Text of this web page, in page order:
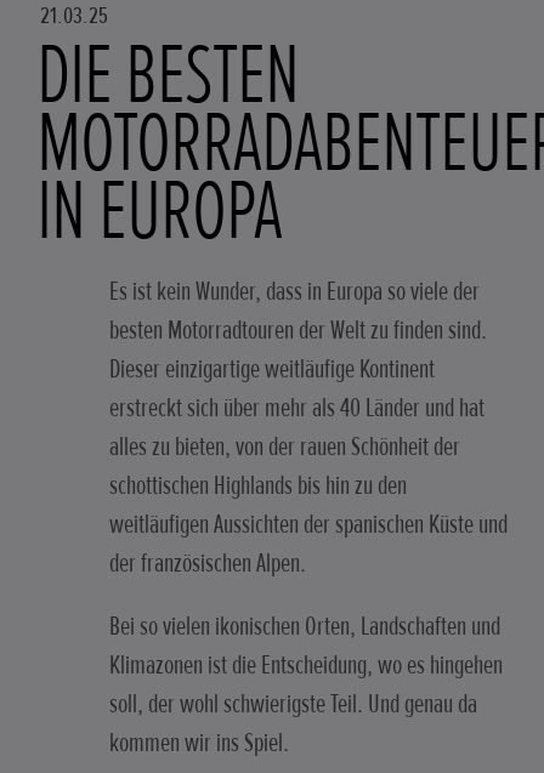
21.03.25
DIE BESTEN
IN EUROPA
Es ist kein Wunder, dass in Europa so viele der
besten Motorradtouren der Welt zu finden sind.
Dieser einzigartige weitläufige Kontinent
erstreckt sich über mehr als 40 Länder und hat
alles zu bieten, von der rauen Schönheit der
schottischen Highlands bis hin zu den
weitläufigen Aussichten der spanischen Küste und
der französischen Alpen.
Bei so vielen ikonischen Orten, Landschaften und
Klimazonen ist die Entscheidung, wo es hingehen
soll, der wohl schwierigste Teil. Und genau da
kommen wir ins Spiel.